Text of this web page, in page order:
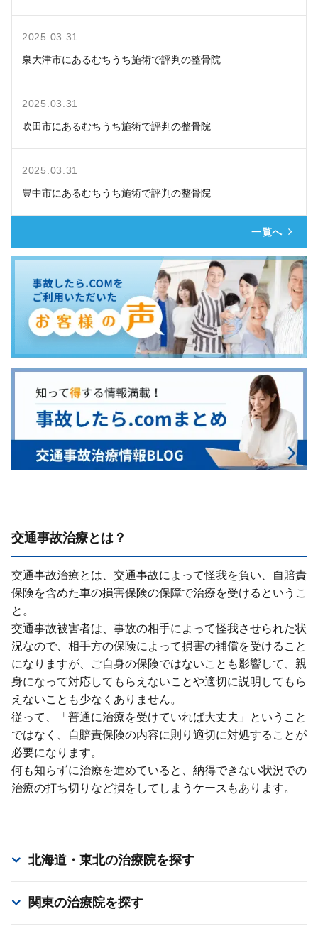
2025.03.31
泉大津市にあるむちうち施術で評判の整骨院
2025.03.31
吹田市にあるむちうち施術で評判の整骨院
2025.03.31
豊中市にあるむちうち施術で評判の整骨院
一覧へ
交通事故治療とは？
交通事故治療とは、交通事故によって怪我を負い、⾃賠責
保険を含めた⾞の損害保険の保障で治療を受けるというこ
と。
交通事故被害者は、事故の相⼿によって怪我させられた状
況なので、相⼿⽅の保険によって損害の補償を受けること
になりますが、ご⾃⾝の保険ではないことも影響して、親
⾝になって対応してもらえないことや適切に説明してもら
えないことも少なくありません。
従って、「普通に治療を受けていれば⼤丈夫」ということ
ではなく、⾃賠責保険の内容に則り適切に対処することが
必要になります。
何も知らずに治療を進めていると、納得できない状況での
治療の打ち切りなど損をしてしまうケースもあります。
北海道・東北の治療院を探す
関東の治療院を探す